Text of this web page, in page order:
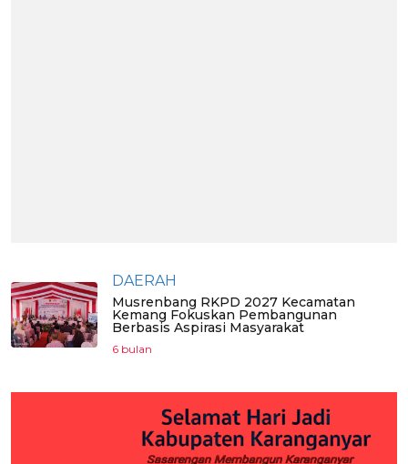
DAERAH
Musrenbang RKPD 2027 Kecamatan
Kemang Fokuskan Pembangunan
Berbasis Aspirasi Masyarakat
6 bulan